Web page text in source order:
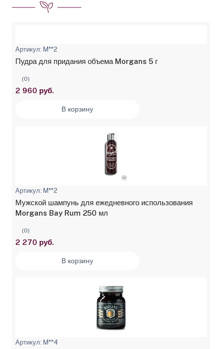
Артикул: M**2
Пудра для придания объема Morgans 5 г
(0)
2 960 руб.
В корзину
Артикул: M**2
Мужской шампунь для ежедневного использования
Morgans Bay Rum 250 мл
(0)
2 270 руб.
В корзину
Артикул: M**4